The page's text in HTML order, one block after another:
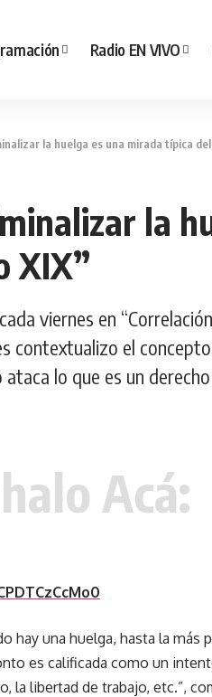
Radio EN VIVO
la huelga es una mirada típica
la
XIX”
viernes en
contextualizo el concepto
lo que es un
Acá:
hay una huelga, hasta la más
es calificada como un
la libertad de trabajo, etc.”,